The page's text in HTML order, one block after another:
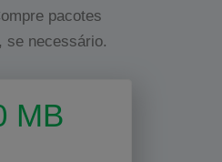
pacotes
se necessário.
MB